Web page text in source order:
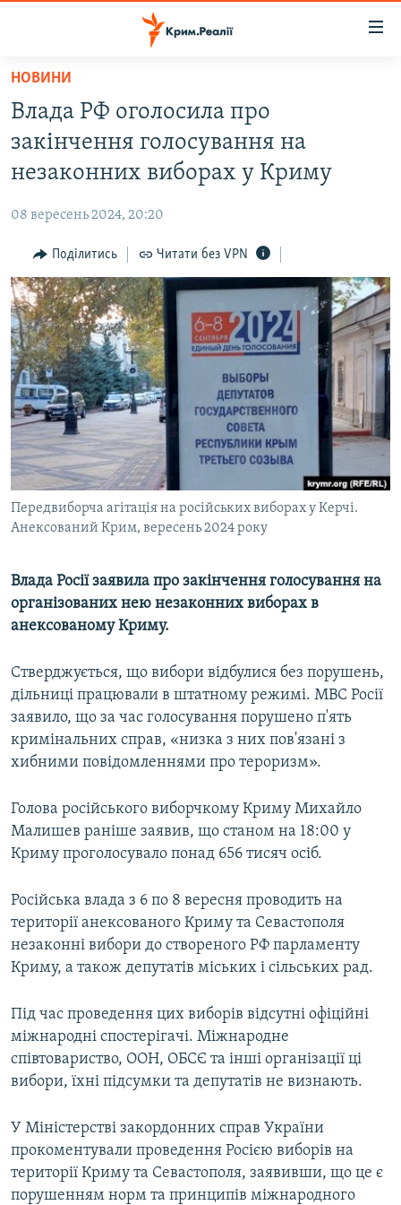
Перейти
основного
матеріалу
до
основної
навігації
Перейти
до
пошуку
ВОДА.КРИМ
БЛОГИ
ПОГЛЯД
ІНТЕРВ'Ю
ВСЕ ЗА ДЕНЬ
СПЕЦПРОЕКТИ
ДЕПОРТАЦІЯ
ВІДЕОУРОКИ «ELIFBE»
СВІДЧЕННЯ ОКУПАЦІЇ
УКРАЇНСЬКА ПРОБЛЕМА КРИМУ
ІНФОГРАФІКА
ЯК ОБІЙТИ БЛОКУВАННЯ
Русский
Qırımtatar
ДОЛУЧАЙСЯ!
Усі сайти RFE/RL
НОВИНИ
Влада РФ оголосила про
закінчення голосування на
незаконних виборах у Криму
08 вересень 2024, 20:20
Поділитись Читати без VPN
Передвиборча агітація на російських виборах у Керчі.
Анексований Крим, вересень 2024 року
Влада Росії заявила про закінчення голосування на
організованих нею незаконних виборах в
анексованому Криму.
Стверджується, що вибори відбулися без порушень,
дільниці працювали в штатному режимі. МВС Росії
заявило, що за час голосування порушено п'ять
кримінальних справ, «низка з них пов'язані з
хибними повідомленнями про тероризм».
Голова російського виборчкому Криму Михайло
Малишев раніше заявив, що станом на 18:00 у
Криму проголосувало понад 656 тисяч осіб.
Російська влада з 6 по 8 вересня проводить на
території анексованого Криму та Севастополя
незаконні вибори до створеного РФ парламенту
Криму, а також депутатів міських і сільських рад.
Під час проведення цих виборів відсутні офіційні
міжнародні спостерігачі. Міжнародне
співтовариство, ООН, ОБСЄ та інші організації ці
вибори, їхні підсумки та депутатів не визнають.
У Міністерстві закордонних справ України
прокоментували проведення Росією виборів на
території Криму та Севастополя, заявивши, що це є
порушенням норм та принципів міжнародного